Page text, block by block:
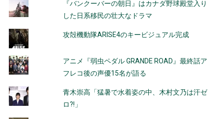
『バンクーバーの朝日』はカナダ野球殿堂入り
した日系移民の壮大なドラマ
攻殻機動隊ARISE4のキービジュアル完成
アニメ『弱虫ペダル GRANDE ROAD』最終話ア
フレコ後の声優15名が語る
青木崇高「猛暑で水着姿の中、木村文乃は汗ゼ
ロ?!」